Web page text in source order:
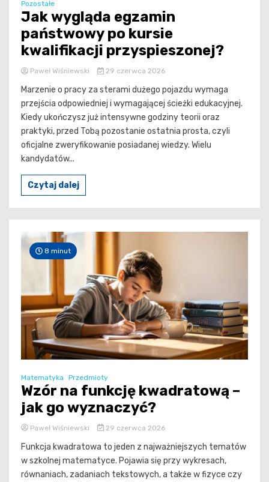
Pozostałe
Jak wygląda egzamin
państwowy po kursie
kwalifikacji przyspieszonej?
Paweł Wiśniewski 29 czerwca 2026
Marzenie o pracy za sterami dużego pojazdu wymaga
przejścia odpowiedniej i wymagającej ścieżki edukacyjnej.
Kiedy ukończysz już intensywne godziny teorii oraz
praktyki, przed Tobą pozostanie ostatnia prosta, czyli
oficjalne zweryfikowanie posiadanej wiedzy. Wielu
kandydatów...
Czytaj dalej
8 minut
Matematyka Przedmioty
Wzór na funkcję kwadratową –
jak go wyznaczyć?
Paweł Wiśniewski 29 czerwca 2026
Funkcja kwadratowa to jeden z najważniejszych tematów
w szkolnej matematyce. Pojawia się przy wykresach,
równaniach, zadaniach tekstowych, a także w fizyce czy